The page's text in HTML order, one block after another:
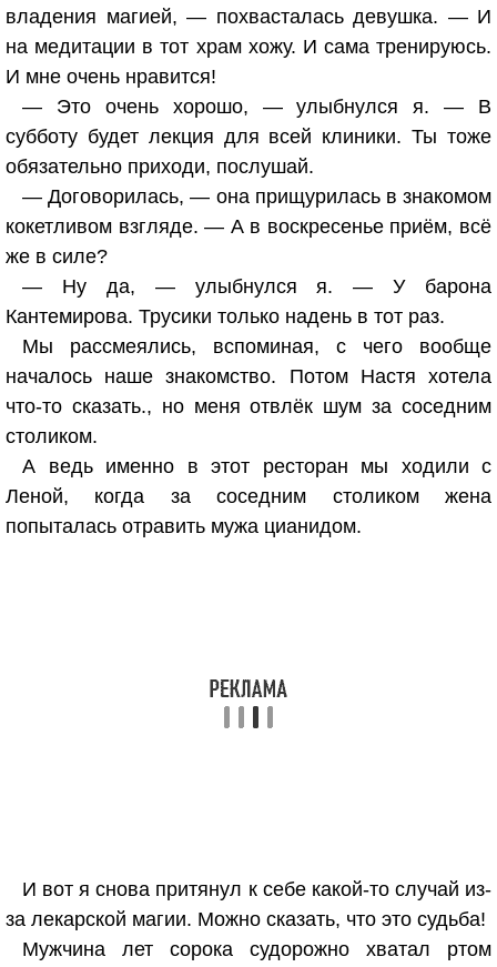
владения магией, — похвасталась девушка. — И
на медитации в тот храм хожу. И сама тренируюсь.
И мне очень нравится!
— Это очень хорошо, — улыбнулся я. — В
субботу будет лекция для всей клиники. Ты тоже
обязательно приходи, послушай.
— Договорилась, — она прищурилась в знакомом
кокетливом взгляде. — А в воскресенье приём, всё
же в силе?
— Ну да, — улыбнулся я. — У барона
Кантемирова. Трусики только надень в тот раз.
Мы рассмеялись, вспоминая, с чего вообще
началось наше знакомство. Потом Настя хотела
что-то сказать., но меня отвлёк шум за соседним
столиком.
А ведь именно в этот ресторан мы ходили с
Леной, когда за соседним столиком жена
попыталась отравить мужа цианидом.
И вот я снова притянул к себе какой-то случай из-
за лекарской магии. Можно сказать, что это судьба!
Мужчина лет сорока судорожно хватал ртом